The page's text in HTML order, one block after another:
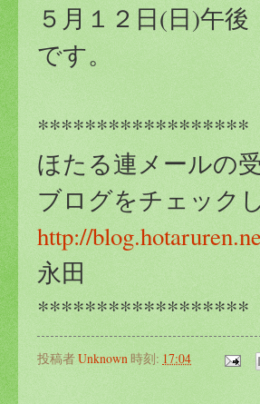
５月１２日(日)午
です。
******************
ほたる連メールの
ブログをチェック
http://
永田
******************
投稿者Unknown 時刻: 17:04